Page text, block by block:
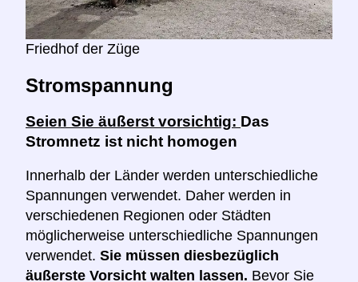
Friedhof der Züge
Stromspannung
Seien Sie äußerst vorsichtig: Das
Stromnetz ist nicht homogen
Innerhalb der Länder werden unterschiedliche
Spannungen verwendet. Daher werden in
verschiedenen Regionen oder Städten
möglicherweise unterschiedliche Spannungen
verwendet. Sie müssen diesbezüglich
äußerste Vorsicht walten lassen. Bevor Sie